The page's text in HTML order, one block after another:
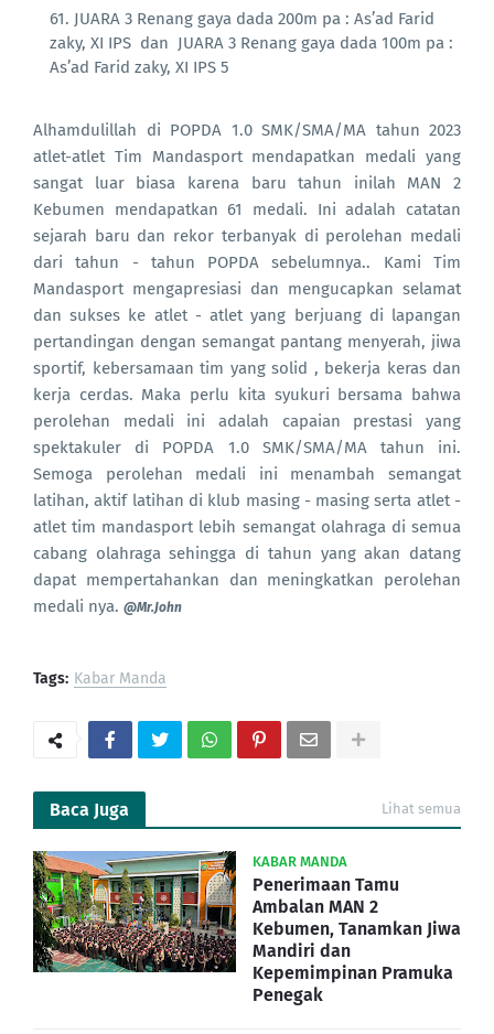
JUARA 3 Renang gaya dada 200m pa : As’ad Farid
zaky, XI IPS dan JUARA 3 Renang gaya dada 100m pa :
As’ad Farid zaky, XI IPS 5
Alhamdulillah di POPDA 1.0 SMK/SMA/MA tahun 2023
atlet-atlet Tim Mandasport mendapatkan medali yang
sangat luar biasa karena baru tahun inilah MAN 2
Kebumen mendapatkan 61 medali. Ini adalah catatan
sejarah baru dan rekor terbanyak di perolehan medali
dari tahun - tahun POPDA sebelumnya.. Kami Tim
Mandasport mengapresiasi dan mengucapkan selamat
dan sukses ke atlet - atlet yang berjuang di lapangan
pertandingan dengan semangat pantang menyerah, jiwa
sportif, kebersamaan tim yang solid , bekerja keras dan
kerja cerdas. Maka perlu kita syukuri bersama bahwa
perolehan medali ini adalah capaian prestasi yang
spektakuler di POPDA 1.0 SMK/SMA/MA tahun ini.
Semoga perolehan medali ini menambah semangat
latihan, aktif latihan di klub masing - masing serta atlet -
atlet tim mandasport lebih semangat olahraga di semua
cabang olahraga sehingga di tahun yang akan datang
dapat mempertahankan dan meningkatkan perolehan
medali nya. @Mr.John
Tags: Kabar Manda
Baca Juga Lihat semua
KABAR MANDA
Penerimaan Tamu
Ambalan MAN 2
Kebumen, Tanamkan Jiwa
Mandiri dan
Kepemimpinan Pramuka
Penegak